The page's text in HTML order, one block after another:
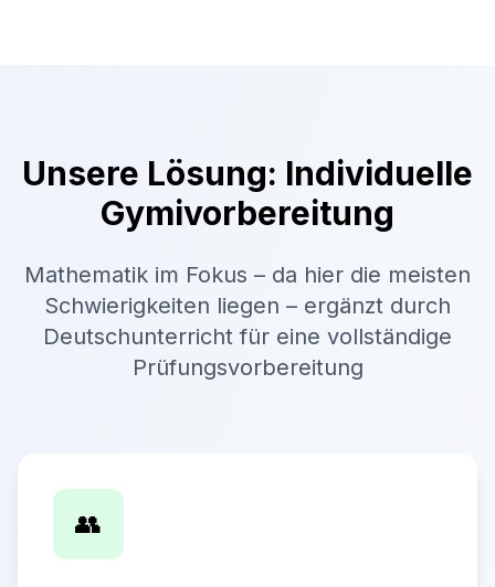
Unsere Lösung: Individuelle
Gymivorbereitung
Mathematik im Fokus – da hier die meisten
Schwierigkeiten liegen – ergänzt durch
Deutschunterricht für eine vollständige
Prüfungsvorbereitung
👥